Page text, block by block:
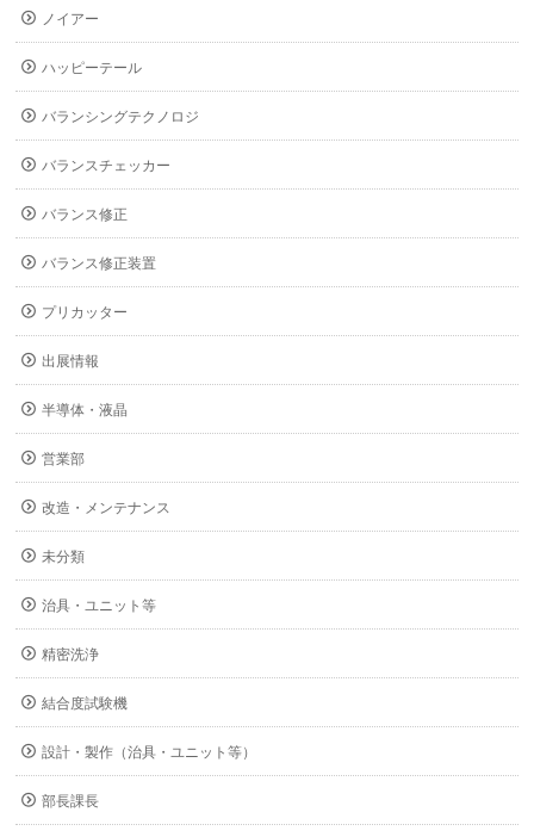
ノイアー
ハッピーテール
バランシングテクノロジ
バランスチェッカー
バランス修正
バランス修正装置
プリカッター
出展情報
半導体・液晶
営業部
改造・メンテナンス
未分類
治具・ユニット等
精密洗浄
結合度試験機
設計・製作（治具・ユニット等）
部長課長